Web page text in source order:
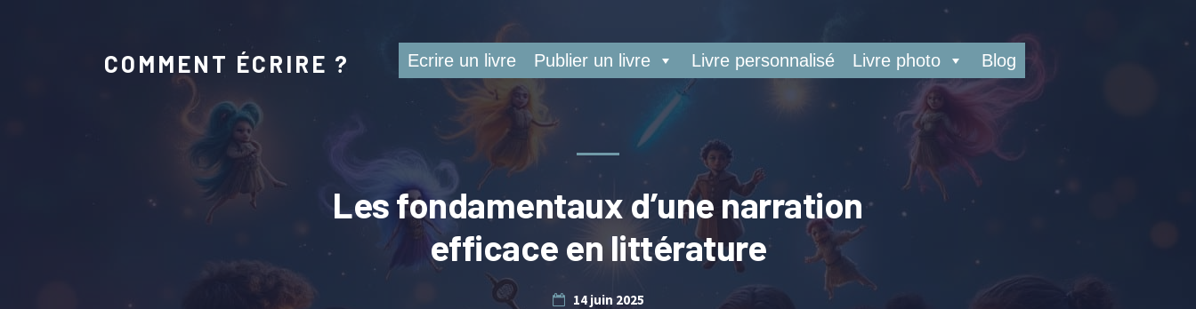
COMMENT ÉCRIRE ? Ecrire un livre Publier un livre Livre personnalisé Livre photo Blog
Les fondamentaux d’une narration
efficace en littérature
14 juin 2025